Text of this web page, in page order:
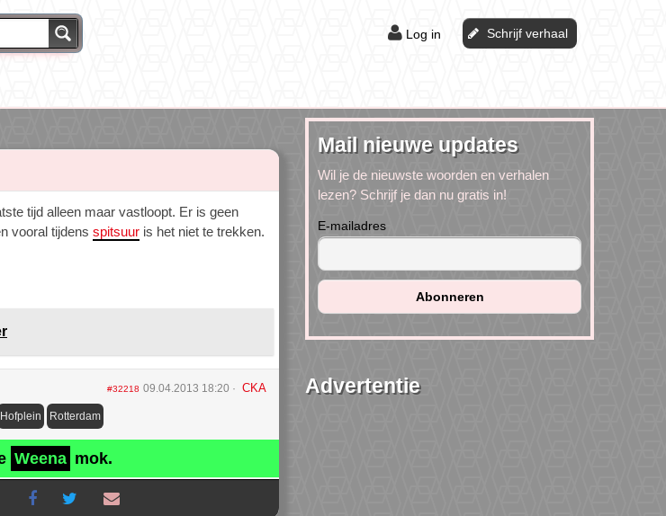
Log in Schrijf verhaal
tijd alleen maar vastloopt. Er is geen
vooral tijdens spitsuur is het niet te trekken.
#32218 09.04.2013 18:20 CKA
Hofplein Rotterdam
Weena mok.
Mail nieuwe updates
Wil je de nieuwste woorden en verhalen
lezen? Schrijf je dan nu gratis in!
E-mailadres
Advertentie